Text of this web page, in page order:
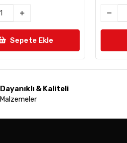
Sepete Ekle
Dayanıklı & Kaliteli
Malzemeler